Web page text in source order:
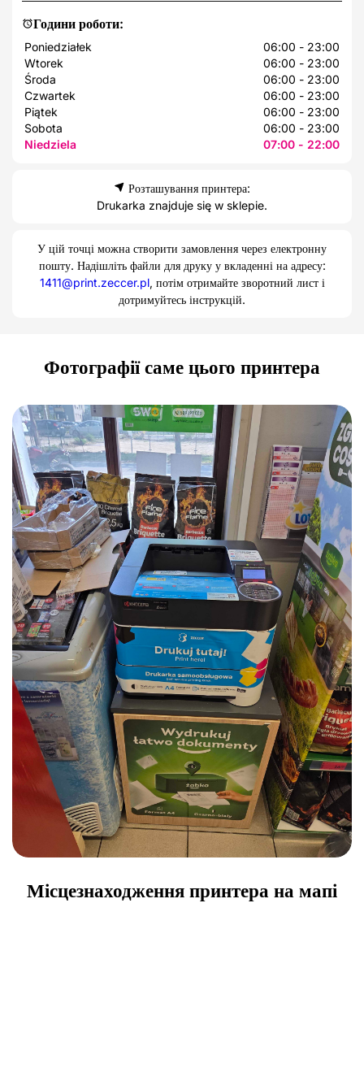
Години роботи:
Poniedziałek
06:00 - 23:00
Wtorek
06:00 - 23:00
Środa
06:00 - 23:00
Czwartek
06:00 - 23:00
Piątek
06:00 - 23:00
Sobota
06:00 - 23:00
Niedziela
07:00 - 22:00
Розташування принтера:
Drukarka znajduje się w sklepie.
У цій точці можна створити замовлення через електронну
пошту. Надішліть файли для друку у вкладенні на адресу:
1411@print.zeccer.pl, потім отримайте зворотний лист і
дотримуйтесь інструкцій.
Фотографії саме цього принтера
Місцезнаходження принтера на мапі